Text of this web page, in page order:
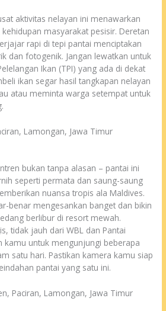
aktivitas nelayan ini menawarkan
masyarakat pesisir. Deretan
rapi di tepi pantai menciptakan
dan fotogenik. Jangan lewatkan untuk
Ikan (TPI) yang ada di dekat
ikan segar hasil tangkapan nelayan
atau meminta warga setempat untuk
Lamongan, Jawa Timur
bukan tanpa alasan – pantai ini
seperti permata dan saung-saung
nuansa tropis ala Maldives.
benar mengesankan banget dan bikin
berlibur di resort mewah.
tidak jauh dari WBL dan Pantai
kamu untuk mengunjungi beberapa
satu hari. Pastikan kamera kamu siap
pantai yang satu ini.
Paciran, Lamongan, Jawa Timur